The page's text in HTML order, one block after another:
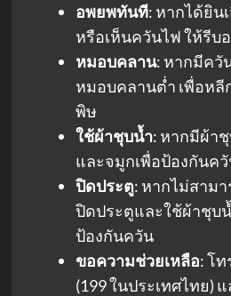
อพยพทันที: หากได้ยิ
หรือเห็นควันไฟ ให้รี
หมอบคลาน: หากมีควั
หมอบคลานต่ำ เพื่อหลี
พิษ
ใช้ผ้าชุบน้ำ: หากมีผ้า
และจมูกเพื่อป้องกันค
ปิดประตู: หากไม่สาม
ปิดประตูและใช้ผ้าชุบ
ป้องกันควัน
ขอความช่วยเหลือ: โ
(199 ในประเทศไทย